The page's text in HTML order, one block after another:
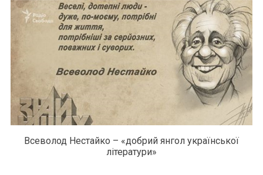
Всеволод Нестайко – «добрий янгол української
літератури»